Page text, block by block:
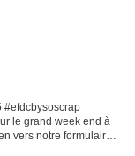
#efdcbysoscrap
le grand week end à